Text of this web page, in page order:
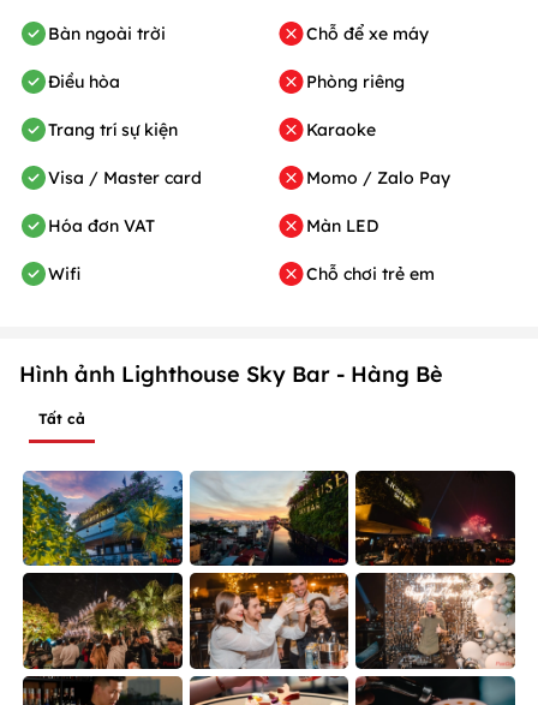
Bàn ngoài trời
Điều hòa
Trang trí sự kiện
Visa / Master card
Hóa đơn VAT
Wifi
Chỗ để xe máy
Phòng riêng
Karaoke
Momo / Zalo Pay
Màn LED
Chỗ chơi trẻ em
Hình ảnh Lighthouse Sky Bar - Hàng Bè
Tất cả